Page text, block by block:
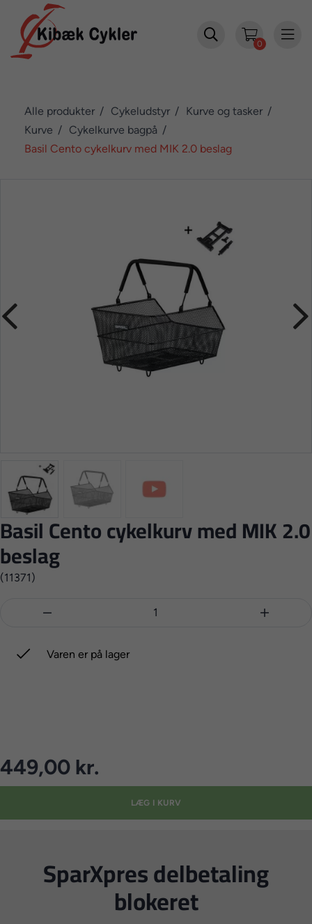

0

Alle produkter Cykeludstyr
Kurve og tasker
Kurve
Cykelkurve bagpå
Basil Cento cykelkurv med MIK 2.0 beslag
Basil Cento cykelkurv med MIK 2.0
beslag
(11371)
 
 Varen er på lager
449,00 kr.
LÆG I KURV
SparXpres delbetaling
blokeret